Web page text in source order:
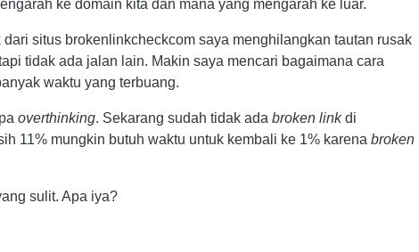
ke domain kita dan mana yang mengarah ke luar.
situs brokenlinkcheckcom saya menghilangkan tautan rusak
tidak ada jalan lain. Makin saya mencari bagaimana cara
waktu yang terbuang.
overthinking. Sekarang sudah tidak ada broken linkdi
11% mungkin butuh waktu untuk kembali ke 1% karena broken
sulit. Apa iya?